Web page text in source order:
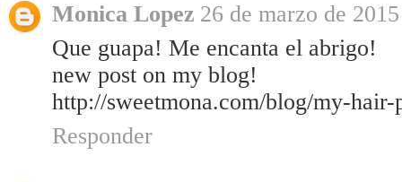
Monica Lopez 26 de marzo de
Que guapa! Me encanta el abrigo!
new post on my blog!
http://sweetmona.com/blog/my-hair-
Responder